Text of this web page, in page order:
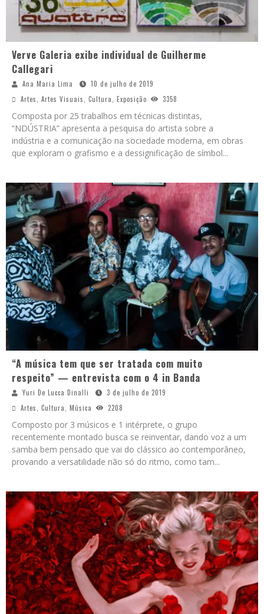
Verve Galeria exibe individual de Guilherme
Callegari
Ana Maria Lima
10 de julho de 2019
Artes
Artes Visuais Cultura Exposição 3358
Composta por 25 trabalhos em técnicas distintas,
“NDÚSTRIA” apresenta a pesquisa do artista sobre a
indústria e a comunicação na sociedade moderna, em obras
que exploram o grafismo e a dessignificação de símbol...
“A música tem que ser tratada com muito
respeito” — entrevista com o 4 in Banda
Yuri De Lucca Dinalli
3 de julho de 2019
Artes, Cultura, Música 2208
Composto por 3 músicos e 1 intérprete, o grupo
recentemente montado busca se reinventar, dando voz a um
samba bem pensado que vai do clássico ao contemporâneo,
provando a versatilidade não só do ritmo, como tam...